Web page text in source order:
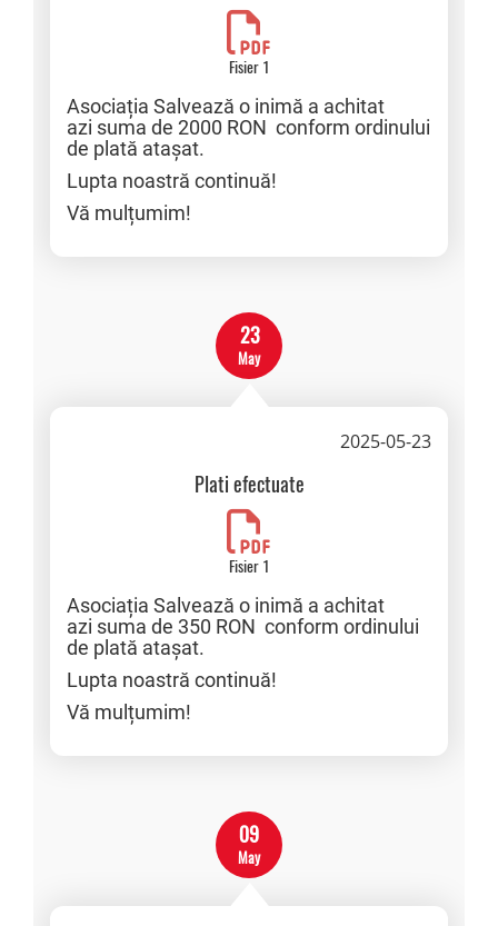
Fisier 1
Asociația Salvează o inimă a achitat
azi suma de 2000 RON conform ordinului
de plată atașat.
Lupta noastră continuă!
Vă mulțumim!
23
May
2025-05-23
Plati efectuate
Fisier 1
Asociația Salvează o inimă a achitat
azi suma de 350 RON conform ordinului
de plată atașat.
Lupta noastră continuă!
Vă mulțumim!
09
May